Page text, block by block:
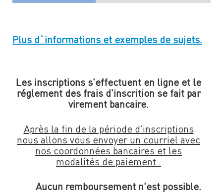
Plus d`informations et exemples de sujets.
Les inscriptions s'effectuent en ligne et le
réglement des frais d'inscrition se fait par
virement bancaire.
Après la fin de la période d'inscriptions
nous allons vous envoyer un courriel avec
nos coordonnées bancaires et les
modalités de paiement .
Aucun remboursement n'est possible.